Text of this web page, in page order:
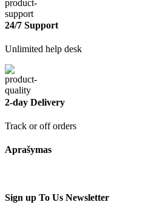
24/7 Support
Unlimited help desk
2-day Delivery
Track or off orders
Aprašymas
Sign up To Us Newsletter